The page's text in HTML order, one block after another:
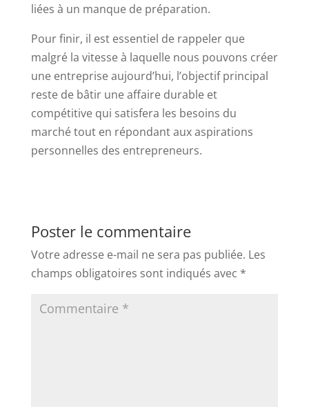
liées à un manque de préparation.
Pour finir, il est essentiel de rappeler que
malgré la vitesse à laquelle nous pouvons créer
une entreprise aujourd’hui, l’objectif principal
reste de bâtir une affaire durable et
compétitive qui satisfera les besoins du
marché tout en répondant aux aspirations
personnelles des entrepreneurs.
Poster le commentaire
Votre adresse e-mail ne sera pas publiée. Les
champs obligatoires sont indiqués avec *